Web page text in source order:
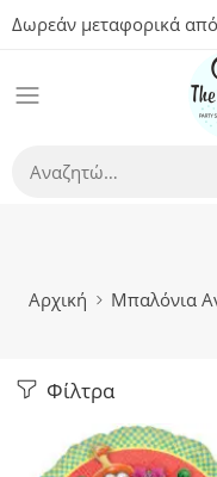
Δωρεάν μεταφορικά
Αρχική Μπαλόνια
Φίλτρα